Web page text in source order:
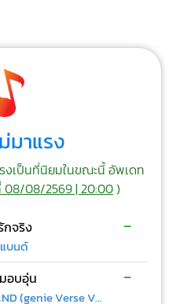
มาแรง
งเป็นที่นิยมในขณะนี้ อัพเดท
08/08/2569 | 20:00)
กจริง
บนด์
-
อบอุ่น
FREEHAND (genie Verse Vol.1)
-